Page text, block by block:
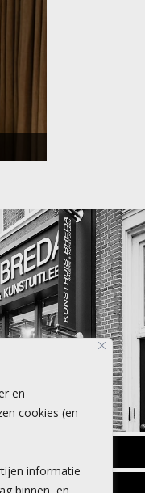
en
cookies (en
informatie